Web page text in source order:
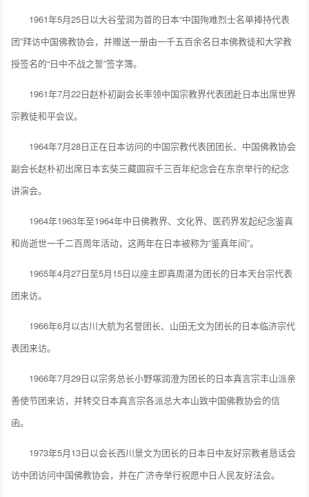
1961年5月25日以大谷莹润为首的日本“中国殉难烈士名单捧持代表
团”拜访中国佛教协会，并赠送一册由一千五百余名日本佛教徒和大学教
授签名的“日中不战之誓”签字簿。
1961年7月22日赵朴初副会长率领中国宗教界代表团赴日本出席世界
宗教徒和平会议。
1964年7月28日正在日本访问的中国宗教代表团团长、中国佛教协会
副会长赵朴初出席日本玄奘三藏圆寂千三百年纪念会在东京举行的纪念
讲演会。
1964年1963年至1964年中日佛教界、文化界、医药界发起纪念鉴真
和尚逝世一千二百周年活动，这两年在日本被称为“鉴真年间”。
1965年4月27日至5月15日以座主即真周湛为团长的日本天台宗代表
团来访。
1966年6月以古川大航为名誉团长、山田无文为团长的日本临济宗代
表团来访。
1966年7月29日以宗务总长小野塚润澄为团长的日本真言宗丰山派亲
善使节团来访，并转交日本真言宗各派总大本山致中国佛教协会的信
函。
1973年5月13日以会长西川景文为团长的日本日中友好宗教者恳话会
访中团访问中国佛教协会，并在广济寺举行祝愿中日人民友好法会。